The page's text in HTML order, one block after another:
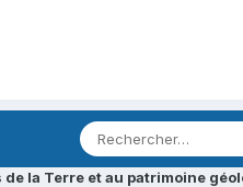
la Terre et au patrimoine